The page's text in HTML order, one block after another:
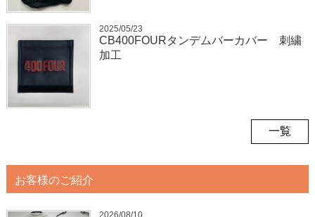
2025/05/23
CB400FOURタンデムバーカバー 刺繍
加工
一覧
お客様のご紹介
2026/08/10